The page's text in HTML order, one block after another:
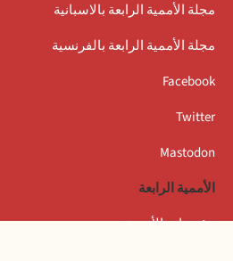
مجلة الأممية الرابعة بالاسبانية
مجلة الأممية الرابعة بالفرنسية
Facebook
Twitter
Mastodon
الأممية الرابعة
مؤتمرات الأممية